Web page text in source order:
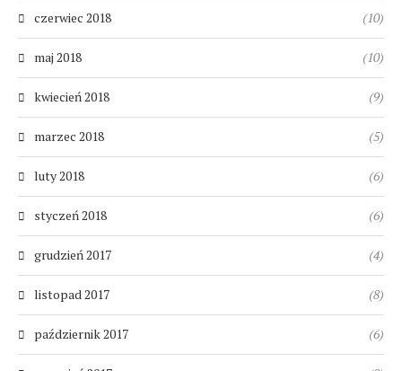
czerwiec 2018 (10)
maj 2018 (10)
kwiecień 2018 (9)
marzec 2018 (5)
luty 2018 (6)
styczeń 2018 (6)
grudzień 2017 (4)
listopad 2017 (8)
październik 2017 (6)